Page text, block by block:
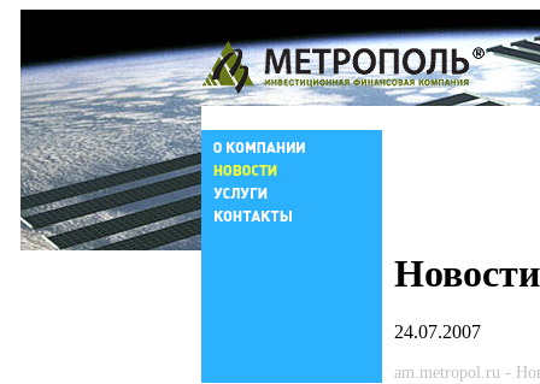
24.07.2007
am.metropol.ru -